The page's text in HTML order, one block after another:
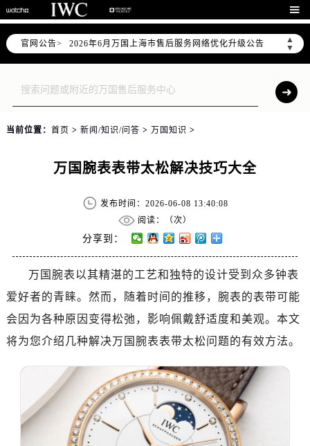

官网公告>
▲
▼
2026年6月万国上海市售后服务网络优化升级公告
2026年6月上海市万国官方售后客户服务热线：400-992-7093
2026年6月万国售后服务中心最新网点地址：
上海市徐汇区虹桥路3号港汇中心写字楼2座37层3705室（需提前预约）
当前位置： 首页 > 新闻/知识/问答 > 万国知识 >
万国腕表表带太松解决技巧大全
发布时间：2026-06-08 13:40:08
阅读：（次）
分享到：
万国腕表以其精湛的工艺和独特的设计受到众多钟表
爱好者的青睐。然而，随着时间的推移，腕表的表带可能
会因为各种原因变得松弛，影响佩戴舒适度和美观。本文
将为您介绍几种解决万国腕表表带太松问题的有效方法。